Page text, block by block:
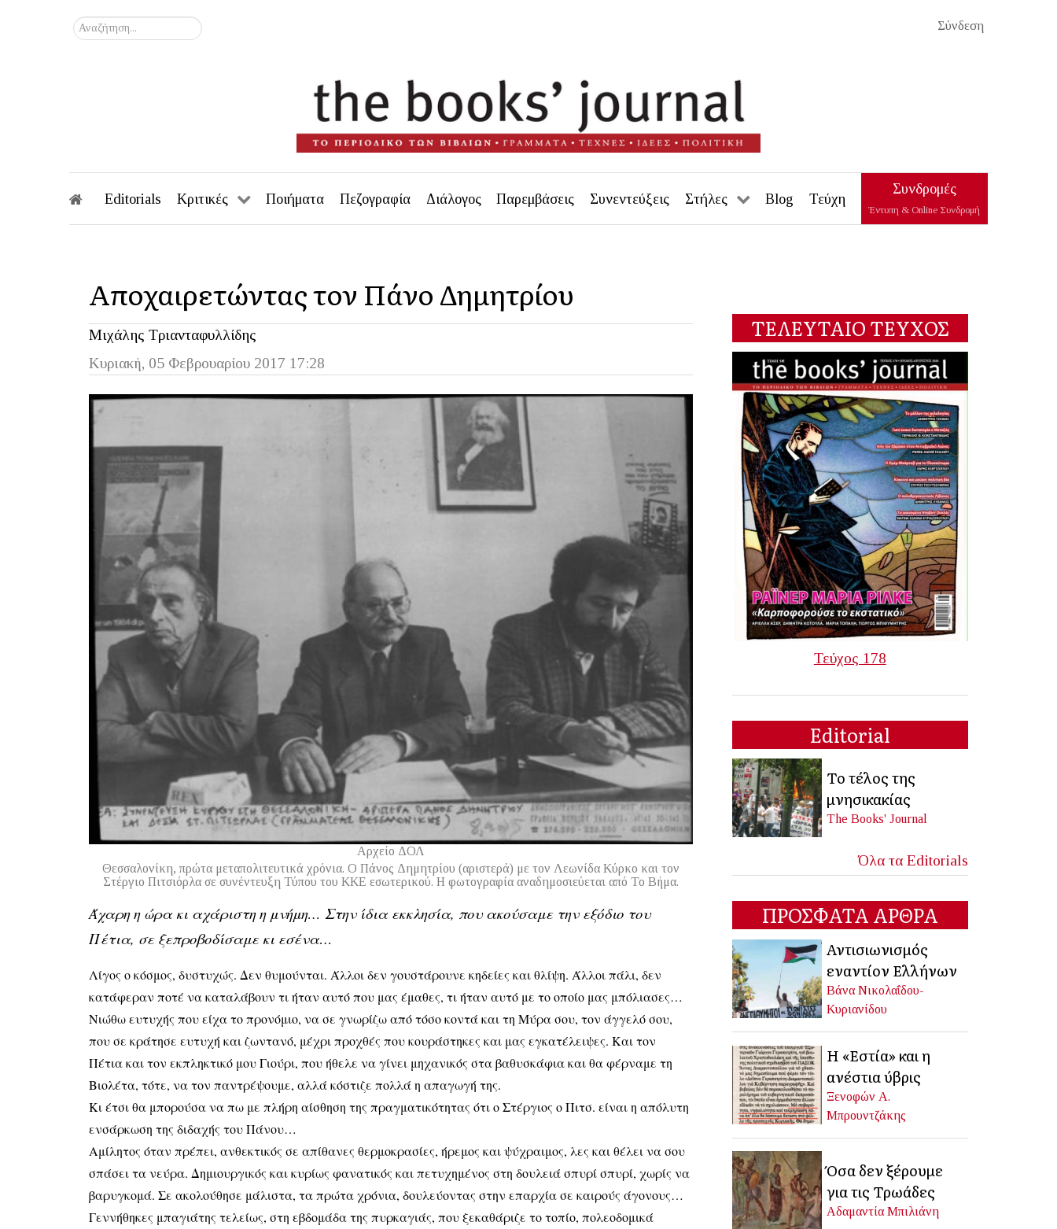
Σύνδεση
Αναζήτηση...
Editorials Κριτικές Ποιήματα Πεζογραφία Διάλογος Παρεμβάσεις Συνεντεύξεις Στήλες Blog Τεύχη
Συνδρομές
Έντυπη & Online Συνδρομή
Αποχαιρετώντας τον Πάνο Δημητρίου
Μιχάλης Τριανταφυλλίδης
Κυριακή, 05 Φεβρουαρίου 2017 17:28
Αρχείο ΔΟΛ
Θεσσαλονίκη, πρώτα μεταπολιτευτικά χρόνια. Ο Πάνος Δημητρίου (αριστερά) με τον Λεωνίδα Κύρκο και τον
Στέργιο Πιτσιόρλα σε συνέντευξη Τύπου του ΚΚΕ εσωτερικού. Η φωτογραφία αναδημοσιεύεται από Το Βήμα.
Άχαρη η ώρα κι αχάριστη η μνήμη… Στην ίδια εκκλησία, που ακούσαμε την εξόδιο του
Πέτια, σε ξεπροβοδίσαμε κι εσένα…
Λίγος ο κόσμος, δυστυχώς. Δεν θυμούνται. Άλλοι δεν γουστάρουνε κηδείες και θλίψη. Άλλοι πάλι, δεν
κατάφεραν ποτέ να καταλάβουν τι ήταν αυτό που μας έμαθες, τι ήταν αυτό με το οποίο μας μπόλιασες…
Νιώθω ευτυχής που είχα το προνόμιο, να σε γνωρίζω από τόσο κοντά και τη Μύρα σου, τον άγγελό σου,
που σε κράτησε ευτυχή και ζωντανό, μέχρι προχθές που κουράστηκες και μας εγκατέλειψες. Και τον
Πέτια και τον εκπληκτικό μου Γιούρι, που ήθελε να γίνει μηχανικός στα βαθυσκάφια και θα φέρναμε τη
Βιολέτα, τότε, να τον παντρέψουμε, αλλά κόστιζε πολλά η απαγωγή της.
Κι έτσι θα μπορούσα να πω με πλήρη αίσθηση της πραγματικότητας ότι ο Στέργιος ο Πιτσ. είναι η απόλυτη
ενσάρκωση της διδαχής του Πάνου…
Αμίλητος όταν πρέπει, ανθεκτικός σε απίθανες θερμοκρασίες, ήρεμος και ψύχραιμος, λες και θέλει να σου
σπάσει τα νεύρα. Δημιουργικός και κυρίως φανατικός και πετυχημένος στη δουλειά σπυρί σπυρί, χωρίς να
βαρυγκομά. Σε ακολούθησε μάλιστα, τα πρώτα χρόνια, δουλεύοντας στην επαρχία σε καιρούς άγονους…
Γεννήθηκες μπαγιάτης τελείως, στη εβδομάδα της πυρκαγιάς, που ξεκαθάριζε το τοπίο, πολεοδομικά
ΤΕΛΕΥΤΑΙΟ ΤΕΥΧΟΣ
Τεύχος 178
Editorial
Το τέλος της
μνησικακίας
The Books' Journal
Όλα τα Editorials
ΠΡΟΣΦΑΤΑ ΑΡΘΡΑ
Αντισιωνισμός
εναντίον Ελλήνων
Βάνα Νικολαΐδου-
Κυριανίδου
Η «Εστία» και η
ανέστια ύβρις
Ξενοφών Α.
Μπρουντζάκης
Όσα δεν ξέρουμε
για τις Τρωάδες
Αδαμαντία Μπιλιάνη